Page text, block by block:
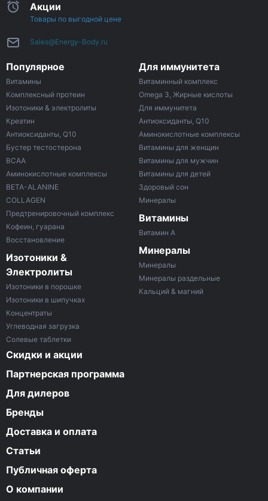
Акции
Товары по выгодной цене
Sales@Energy-Body.ru
Популярное
Витамины
Комплексный протеин
Изотоники & электролиты
Креатин
Антиоксиданты, Q10
Бустер тестостерона
ВСАА
Аминокислотные комплексы
BETA-ALANINE
COLLAGEN
Предтренировочный комплекс
Кофеин, гуарана
Восстановление
Изотоники &
Электролиты
Изотоники в порошке
Изотоники в шипучках
Концентраты
Углеводная загрузка
Солевые таблетки
Для иммунитета
Витаминный комплекс
Omega 3, Жирные кислоты
Для иммунитета
Антиоксиданты, Q10
Аминокислотные комплексы
Витамины для женщин
Витамины для мужчин
Витамины для детей
Здоровый сон
Минералы
Витамины
Витамин A
Минералы
Минералы
Минералы раздельные
Кальций & магний
Скидки и акции
Партнерская программа
Для дилеров
Бренды
Доставка и оплата
Статьи
Публичная оферта
О компании